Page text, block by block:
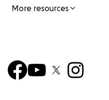
More resources